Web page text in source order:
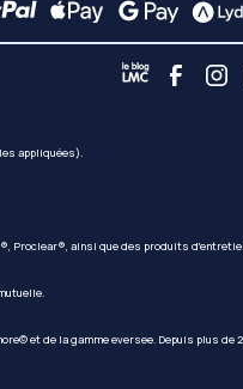
appliquées).
Proclear®, ainsi que des produits
et de la gamme eversee. Depuis plus